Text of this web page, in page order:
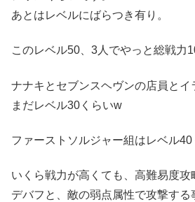
あとはレベルにばらつき有り。
このレベル50、3人でやっと総戦力
ナナキとセブンスヘヴンの店員とイ
まだレベル30くらいw
ファーストソルジャー組はレベル40
いくら戦力が高くても、高難易度
デバフと、敵の弱点属性で攻撃する